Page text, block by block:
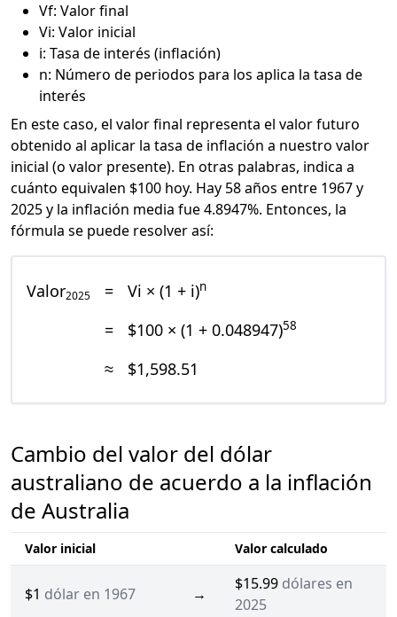
Vf: Valor final
Vi: Valor inicial
i: Tasa de interés (inflación)
n: Número de periodos para los aplica la tasa de
interés
En este caso, el valor final representa el valor futuro
obtenido al aplicar la tasa de inflación a nuestro valor
inicial (o valor presente). En otras palabras, indica a
cuánto equivalen $100 hoy. Hay 58 años entre 1967 y
2025 y la inflación media fue 4.8947%. Entonces, la
fórmula se puede resolver así:
Valor2025 = Vi × (1 + i)n
= $100 × (1 + 0.048947)58
≈ $1,598.51
Cambio del valor del dólar
australiano de acuerdo a la inflación
de Australia
Valor inicial Valor calculado
$1 dólar en 1967 →
$15.99 dólares en
2025